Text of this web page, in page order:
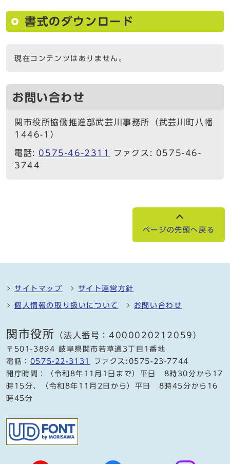
書式のダウンロード
現在コンテンツはありません。
お問い合わせ
関市役所協働推進部武芸川事務所（武芸川町八幡
1446-1）
電話: 0575-46-2311
ファクス: 0575-46-
3744
ページの先頭へ戻る
サイトマップ サイト運営方針
個人情報の取り扱いについて お問い合わせ
関市役所 （法人番号：4000020212059）
〒501-3894 岐阜県関市若草通3丁目1番地
電話： 0575-22-3131
ファクス:0575-23-7744
開庁時間：（令和8年11月1日まで）平日 8時30分から17
時15分、（令和8年11月2日から）平日 8時45分から16
時45分